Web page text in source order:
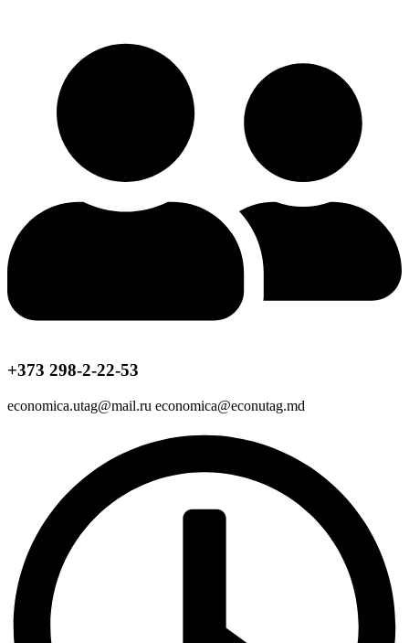
+373 298-2-22-53
economica.utag@mail.ru economica@econutag.md